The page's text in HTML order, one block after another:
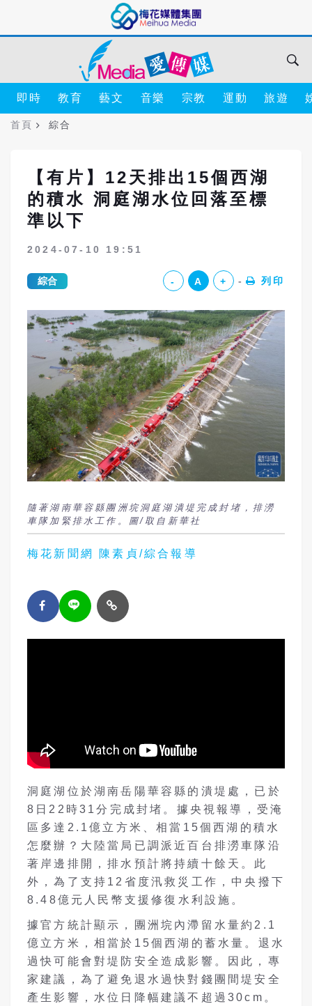
即時 教育 藝文 音樂 宗教 運動 旅遊
首頁 綜合
【有片】12天排出15個西湖
的積水 洞庭湖水位回落至標
準以下
2024-07-10 19:51
綜合 - A + 列印
隨著湖南華容縣團洲垸洞庭湖潰堤完成封堵，排澇
車隊加緊排水工作。圖/取自新華社
梅花新聞網 陳素貞/綜合報導
洞庭湖位於湖南岳陽華容縣的潰堤處，已於
8日22時31分完成封堵。據央視報導，受淹
區多達2.1億立方米、相當15個西湖的積水
怎麼辦？大陸當局已調派近百台排澇車隊沿
著岸邊排開，排水預計將持續十餘天。此
外，為了支持12省度汛救災工作，中央撥下
8.48億元人民幣支援修復水利設施。
據官方統計顯示，團洲垸內滯留水量約2.1
億立方米，相當於15個西湖的蓄水量。退水
過快可能會對堤防安全造成影響。因此，專
家建議，為了避免退水過快對錢團間堤安全
產生影響，水位日降幅建議不超過30cm。